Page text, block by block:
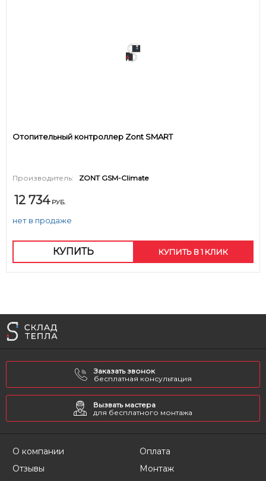
Отопительный контроллер Zont SMART
Производитель: ZONT GSM-Climate
12 734 РУБ.
нет в продаже
КУПИТЬ КУПИТЬ В 1 КЛИК
Заказать звонок
бесплатная консультация
Вызвать мастера
для бесплатного монтажа
О компании
Отзывы
Оплата
Монтаж